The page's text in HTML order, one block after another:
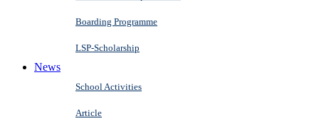
Boarding Programme
LSP-Scholarship
News
School Activities
Article